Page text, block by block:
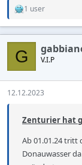
R
a
c
o
n
s
1 user
G V.I.P
12.12.2023
Zenturier hat
Ab 01.01.24 tritt
Donauwasser